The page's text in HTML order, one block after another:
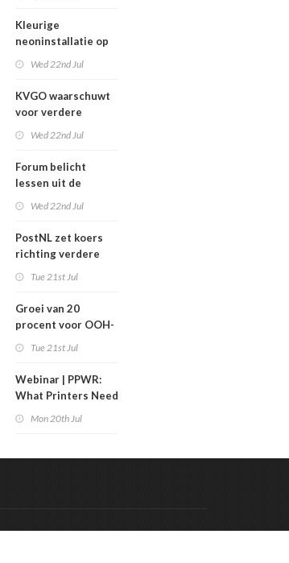
Kleurige
neoninstallatie op
Wed 22nd Jul
KVGO waarschuwt
voor verdere
Wed 22nd Jul
Forum belicht
lessen uit de
carrièreswitches
Wed 22nd Jul
PostNL zet koers
richting verdere
en hun klanten
betalen de rekening
Tue 21st Jul
Groei van 20
procent voor OOH-
Tue 21st Jul
Webinar | PPWR:
What Printers Need
Mon 20th Jul